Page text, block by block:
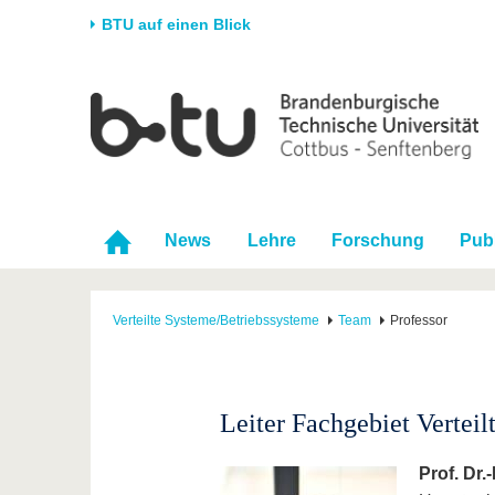
BTU auf einen Blick
Universität
Karriere & Engagement
Partnerschaften &
Strukturwandel
Forschung
Förderung
Wissenschaftlicher
Nachwuchs
Im
News Lehre Forschung
Verteilte Systeme/Betriebssysteme Team Professor
Leiter Fachgebiet
Prof.